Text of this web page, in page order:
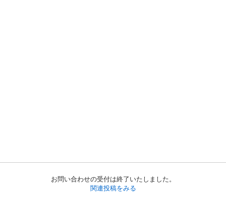
お問い合わせの受付は終了いたしました。
関連投稿をみる